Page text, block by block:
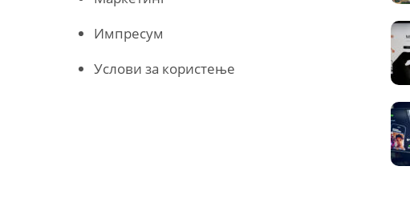
Импресум
Услови за користење